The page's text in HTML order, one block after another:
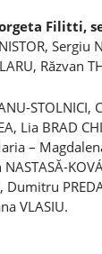
Filitti,
Sergiu
Răzvan
Lia BRAD
–
Dumitru
VLASIU.